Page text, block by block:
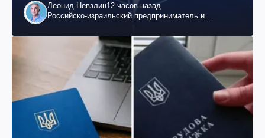
Леонид Невзлин12 часов назад
Российско-израильский предприниматель и
"ЮКОСа"